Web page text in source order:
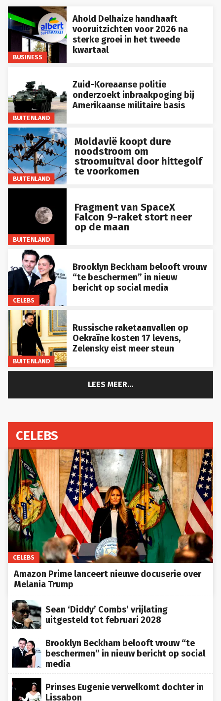
BUSINESS
Ahold Delhaize handhaaft
vooruitzichten voor 2026 na
sterke groei in het tweede
kwartaal
BUITENLAND
Zuid-Koreaanse politie
onderzoekt inbraakpoging bij
Amerikaanse militaire basis
BUITENLAND
Moldavië koopt dure
noodstroom om
stroomuitval door hittegolf
te voorkomen
BUITENLAND
Fragment van SpaceX
Falcon 9-raket stort neer
op de maan
CELEBS
Brooklyn Beckham belooft vrouw
“te beschermen” in nieuw
bericht op social media
BUITENLAND
Russische raketaanvallen op
Oekraïne kosten 17 levens,
Zelensky eist meer steun
LEES MEER...
CELEBS
CELEBS
Amazon Prime lanceert nieuwe docuserie over
Melania Trump
Sean ‘Diddy’ Combs’ vrijlating
uitgesteld tot februari 2028
Brooklyn Beckham belooft vrouw “te
beschermen” in nieuw bericht op social
media
Prinses Eugenie verwelkomt dochter in
Lissabon